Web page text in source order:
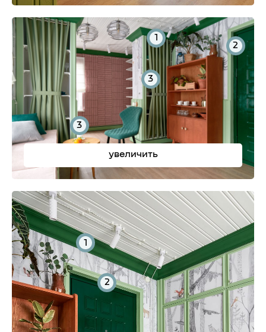
1
2
3
3
увеличить
1
2